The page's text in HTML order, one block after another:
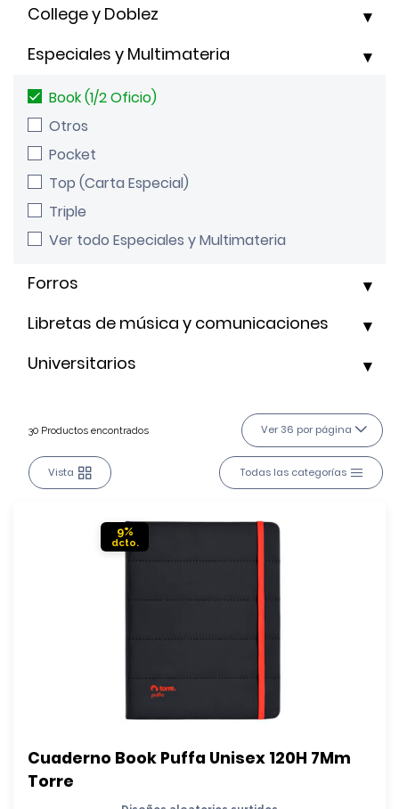
College y Doblez
Book (1/2 Oficio)
Otros
Pocket
Top (Carta Especial)
Triple
Ver todo Especiales y Multimateria
Especiales y Multimateria
Forros
Libretas de música y comunicaciones
Universitarios
30 Productos encontrados Ver 36 por página
Vista Todas las categorías
9%
Cuaderno Book Puffa Unisex 120H 7Mm
Torre